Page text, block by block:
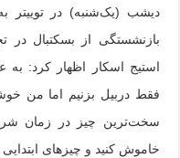
دیشب (یک‌شنبه) در توییتر به
بازنشستگی از بسکتبال
استیج اسکار اظهار کرد: به
فقط دربیل بزنیم اما من
سخت‌ترین چیز در زمان
خاموش کنید و چیزهای ابتدایی